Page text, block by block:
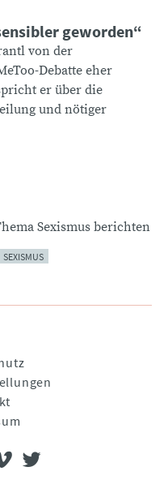
geworden“
von der
Debatte eher
er über die
und nötiger
Sexismus berichten
SEXISMUS